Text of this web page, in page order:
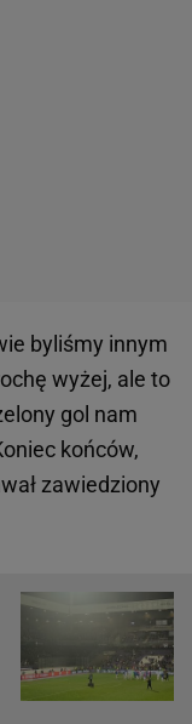
byliśmy innym
wyżej, ale to
gol nam
końców,
zawiedziony